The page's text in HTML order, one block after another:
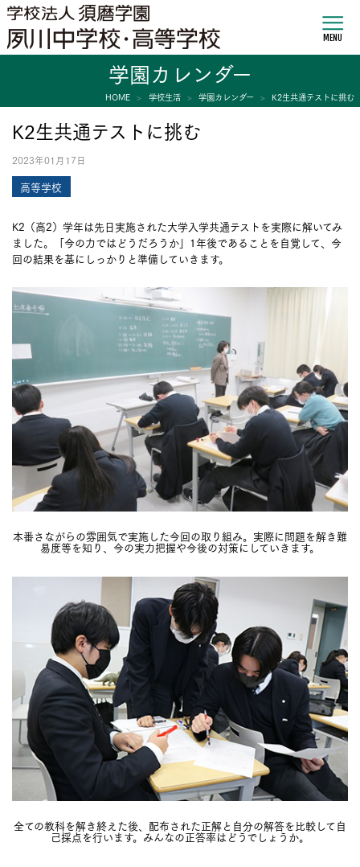
MENU
学園カレンダー
HOME 学校生活 学園カレンダー K2生共通テストに挑む
K2生共通テストに挑む
2023年01月17日
高等学校
K2（高2）学年は先日実施された大学入学共通テストを実際に解いてみ
ました。「今の力ではどうだろうか」1年後であることを自覚して、今
回の結果を基にしっかりと準備していきます。
本番さながらの雰囲気で実施した今回の取り組み。実際に問題を解き難
易度等を知り、今の実力把握や今後の対策にしていきます。
全ての教科を解き終えた後、配布された正解と自分の解答を比較して自
己採点を行います。みんなの正答率はどうでしょうか。